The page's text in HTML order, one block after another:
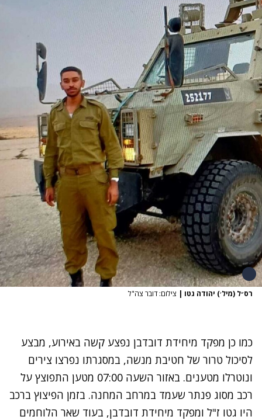
רס״ל (מיל׳) יהודה גטו | צילום: דובר צה"ל
כמו כן מפקד מיחידת דובדבן נפצע קשה באירוע, מבצע
לסיכול טרור של חטיבת מנשה, במסגרתו נפרצו צירים
ונוטרלו מטענים. באזור השעה 07:00 מטען התפוצץ על
רכב מסוג פנתר שעמד במרחב המחנה. בזמן הפיצוץ ברכב
היו גטו ז"ל ומפקד מיחידת דובדבן, בעוד שאר הלוחמים